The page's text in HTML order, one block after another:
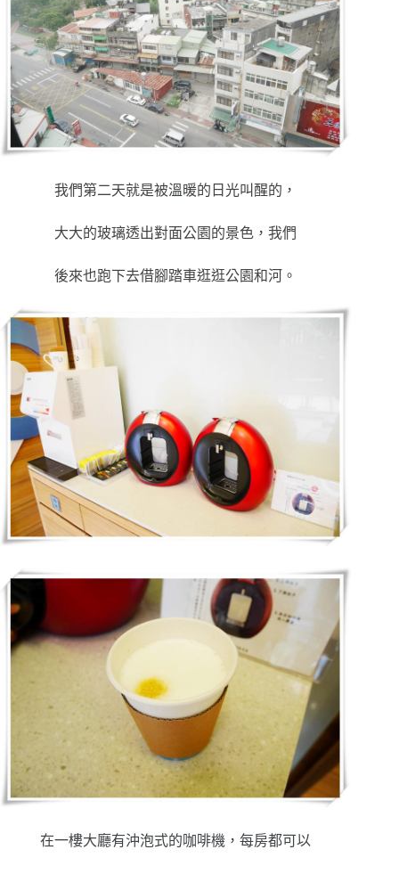
我們第二天就是被溫暖的日光叫醒的，
大大的玻璃透出對面公園的景色，我們
後來也跑下去借腳踏車逛逛公園和河。
在一樓大廳有沖泡式的咖啡機，每房都可以